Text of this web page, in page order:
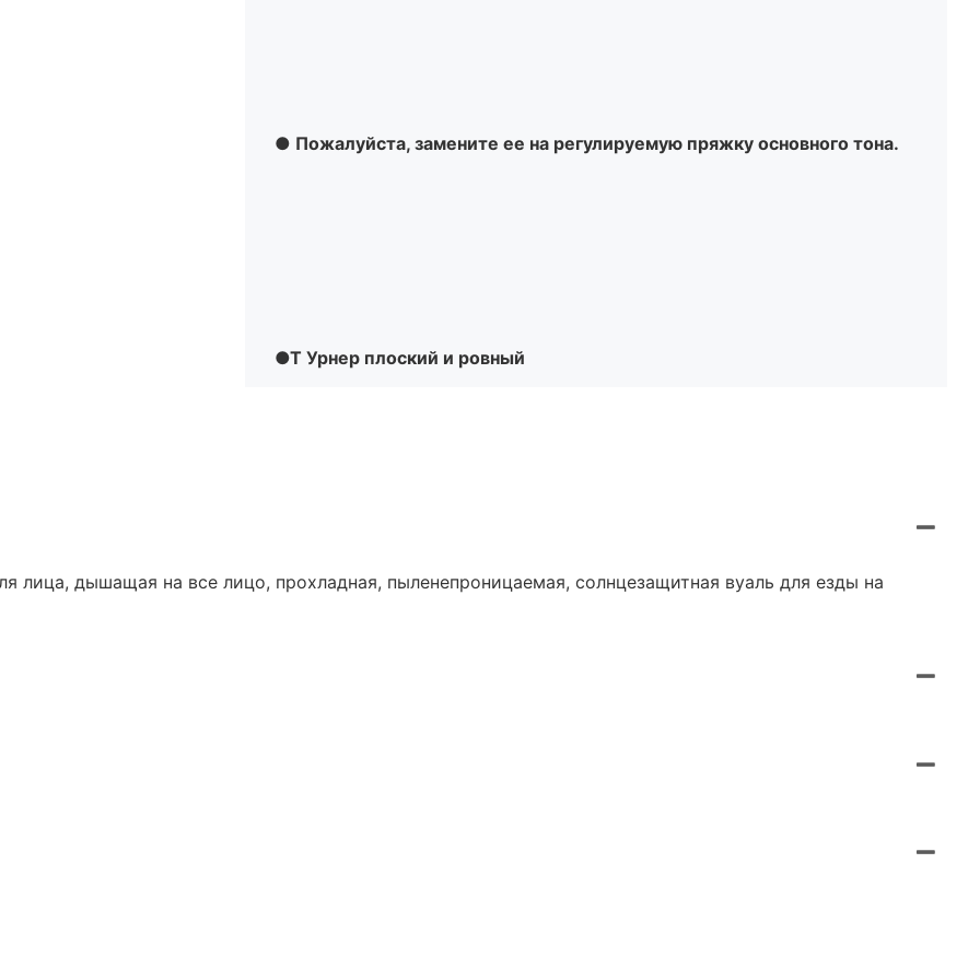
● Пожалуйста, замените ее на регулируемую пряжку основного тона.
●T Урнер плоский и ровный
лица, дышащая на все лицо, прохладная, пыленепроницаемая, солнцезащитная вуаль для езды на